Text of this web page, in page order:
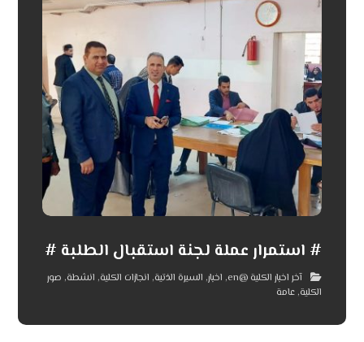
# استمرار عملة لجنة استقبال الطلبة #
آخر اخبار الكلية @en , اخبار, السيرة الذتية, انجازات الكلية, انشطة, صور
الكلية,عامة